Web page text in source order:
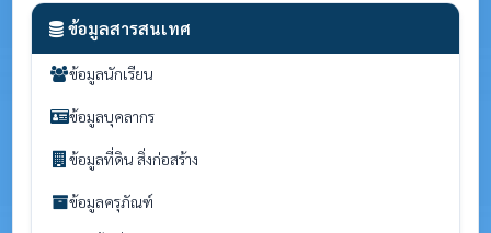
ข้อมูลสารสนเทศ
ข้อมูลนักเรียน
ข้อมูลบุคลากร
ข้อมูลที่ดิน สิ่งก่อสร้าง
ข้อมูลครุภัณฑ์